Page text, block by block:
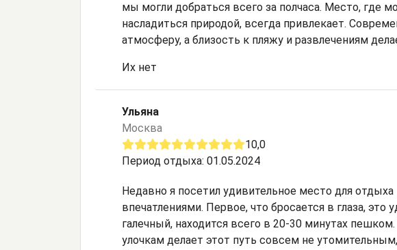
мы могли добраться всего за полчаса. Место, где
насладиться природой, всегда привлекает.
атмосферу, а близость к пляжу и развлечениям
Их нет
Ульяна
Москва
10,0
Период отдыха: 01.05.2024
Недавно я посетил удивительное место для
впечатлениями. Первое, что бросается в глаза,
галечный, находится всего в 20-30 минутах
улочкам делает этот путь совсем не